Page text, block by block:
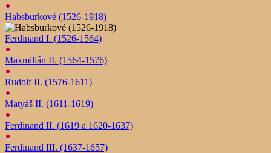
Habsburkové (1526-1918)
Ferdinand I. (1526-1564)
Maxmilián II. (1564-1576)
Rudolf II. (1576-1611)
Matyáš II. (1611-1619)
Ferdinand II. (1619 a 1620-1637)
Ferdinand III. (1637-1657)